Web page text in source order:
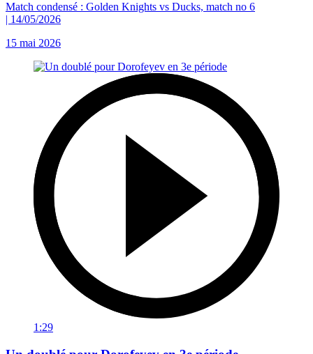
Match condensé : Golden Knights vs Ducks, match no 6
| 14/05/2026
15 mai 2026
1:29